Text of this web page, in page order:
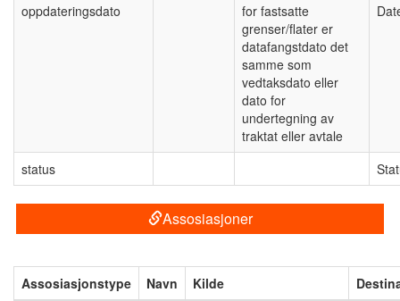
oppdateringsdato
for fastsatte
grenser/flater er
datafangstdato det
samme som
vedtaksdato eller
dato for
undertegning av
traktat eller avtale
status
Assosiasjoner
Assosiasjonstype Navn Kilde